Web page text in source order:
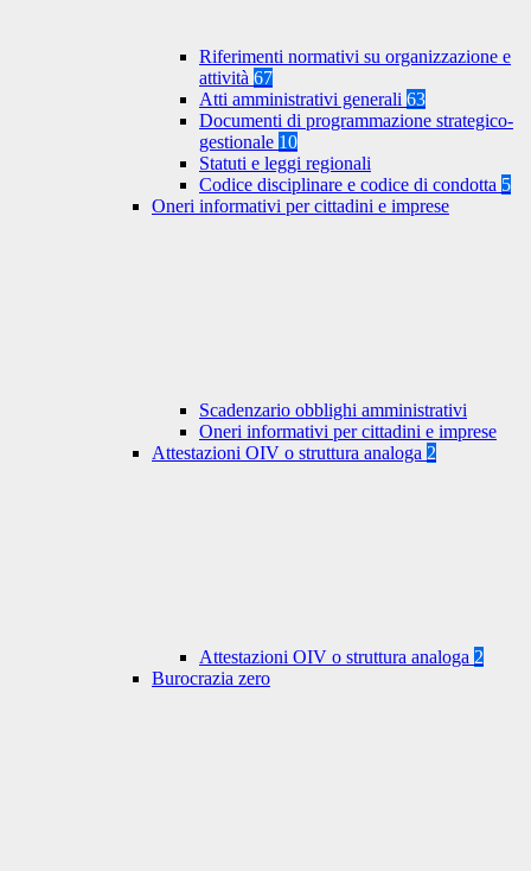
Riferimenti normativi su organizzazione e
attività 67
Atti amministrativi generali 63
Documenti di programmazione strategico-
gestionale 10
Statuti e leggi regionali
Codice disciplinare e codice di condotta 5
Oneri informativi per cittadini e imprese
Scadenzario obblighi amministrativi
Oneri informativi per cittadini e imprese
Attestazioni OIV o struttura analoga 2
Attestazioni OIV o struttura analoga 2
Burocrazia zero